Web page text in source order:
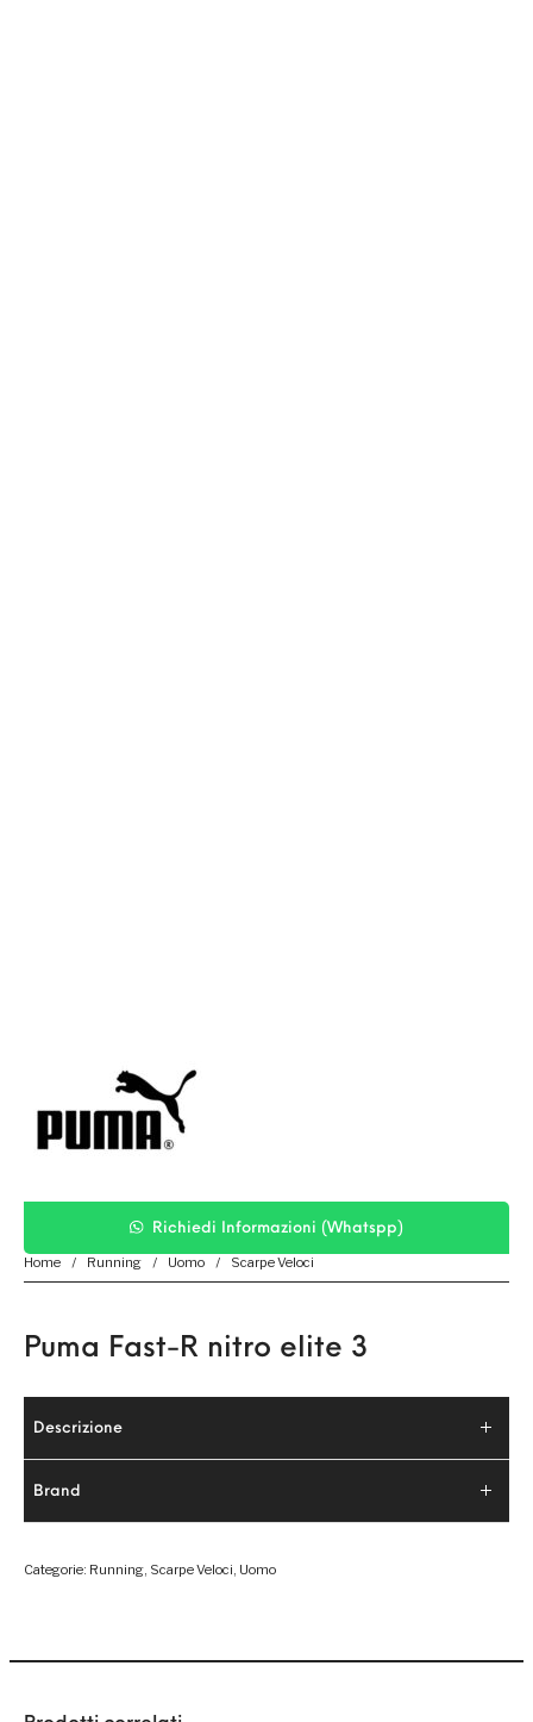
Home / Running / Uomo / Scarpe Veloci
Puma Fast-R nitro elite 3
Descrizione
Brand
Categorie: Running, Scarpe Veloci, Uomo
Richiedi Informazioni (Whatspp)